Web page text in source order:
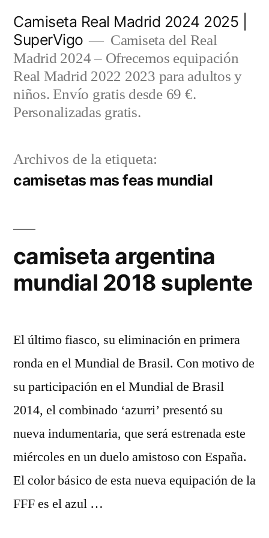
contenido
Camiseta Real Madrid 2024 2025 |
SuperVigo
Camiseta del Real
Madrid 2024 – Ofrecemos equipación
Real Madrid 2022 2023 para adultos y
niños. Envío gratis desde 69 €.
Personalizadas gratis.
Archivos de la etiqueta:
camisetas mas feas mundial
camiseta argentina
mundial 2018 suplente
El último fiasco, su eliminación en primera
ronda en el Mundial de Brasil. Con motivo de
su participación en el Mundial de Brasil
2014, el combinado ‘azurri’ presentó su
nueva indumentaria, que será estrenada este
miércoles en un duelo amistoso con España.
El color básico de esta nueva equipación de la
FFF es el azul …